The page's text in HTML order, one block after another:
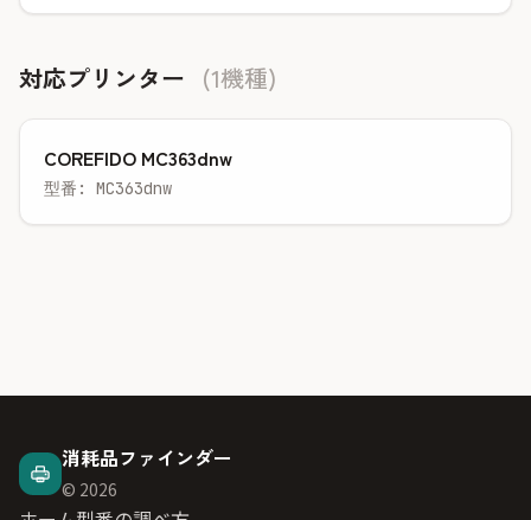
対応プリンター (1機種)
COREFIDO MC363dnw
型番: MC363dnw
消耗品ファインダー
© 2026